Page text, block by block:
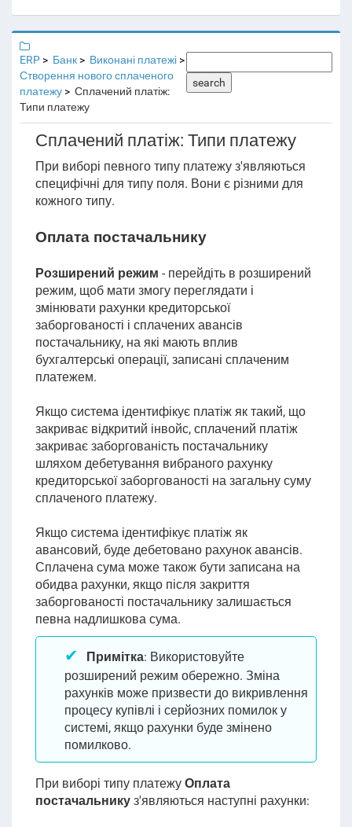
ERP Банк
Виконані платежі
Створення нового сплаченого
платежу
Сплачений платіж:
Типи платежу
search
Сплачений платіж: Типи платежу
При виборі певного типу платежу з'являються
специфічні для типу поля. Вони є різними для
кожного типу.
Оплата постачальнику
Розширений режим - перейдіть в розширений
режим, щоб мати змогу переглядати і
змінювати рахунки кредиторської
заборгованості і сплачених авансів
постачальнику, на які мають вплив
бухгалтерські операції, записані сплаченим
платежем.
Якщо система ідентифікує платіж як такий, що
закриває відкритий інвойс, сплачений платіж
закриває заборгованість постачальнику
шляхом дебетування вибраного рахунку
кредиторської заборгованості на загальну суму
сплаченого платежу.
Якщо система ідентифікує платіж як
авансовий, буде дебетовано рахунок авансів.
Сплачена сума може також бути записана на
обидва рахунки, якщо після закриття
заборгованості постачальнику залишається
певна надлишкова сума.
Примітка: Використовуйте
розширений режим обережно. Зміна
рахунків може призвести до викривлення
процесу купівлі і серйозних помилок у
системі, якщо рахунки буде змінено
помилково.
При виборі типу платежуОплата
постачальнику з'являються наступні рахунки: